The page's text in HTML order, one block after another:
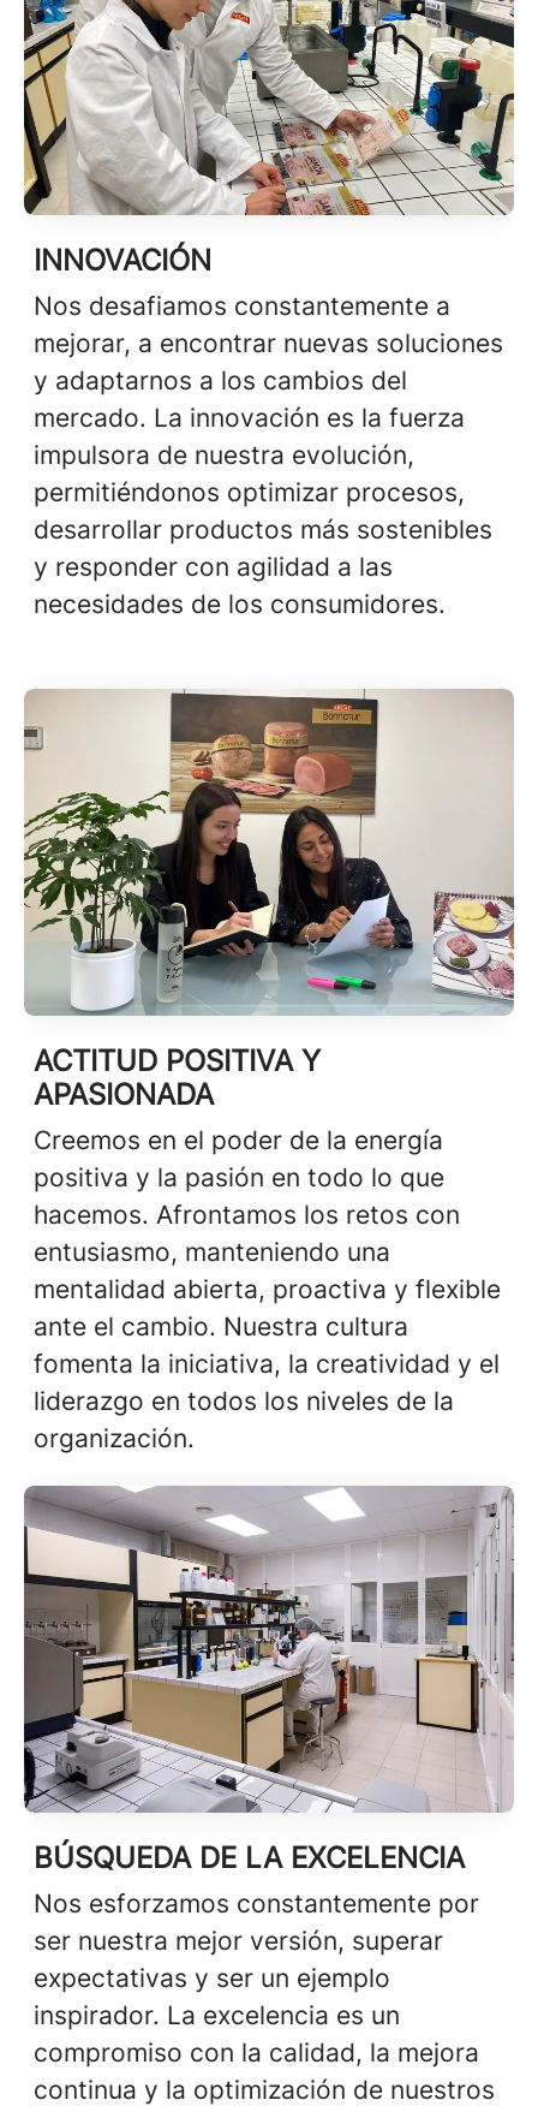
INNOVACIÓN
Nos desafiamos constantemente a
mejorar, a encontrar nuevas soluciones
y adaptarnos a los cambios del
mercado. La innovación es la fuerza
impulsora de nuestra evolución,
permitiéndonos optimizar procesos,
desarrollar productos más sostenibles
y responder con agilidad a las
necesidades de los consumidores.
ACTITUD POSITIVA Y
APASIONADA
Creemos en el poder de la energía
positiva y la pasión en todo lo que
hacemos. Afrontamos los retos con
entusiasmo, manteniendo una
mentalidad abierta, proactiva y flexible
ante el cambio. Nuestra cultura
fomenta la iniciativa, la creatividad y el
liderazgo en todos los niveles de la
organización.
BÚSQUEDA DE LA EXCELENCIA
Nos esforzamos constantemente por
ser nuestra mejor versión, superar
expectativas y ser un ejemplo
inspirador. La excelencia es un
compromiso con la calidad, la mejora
continua y la optimización de nuestros